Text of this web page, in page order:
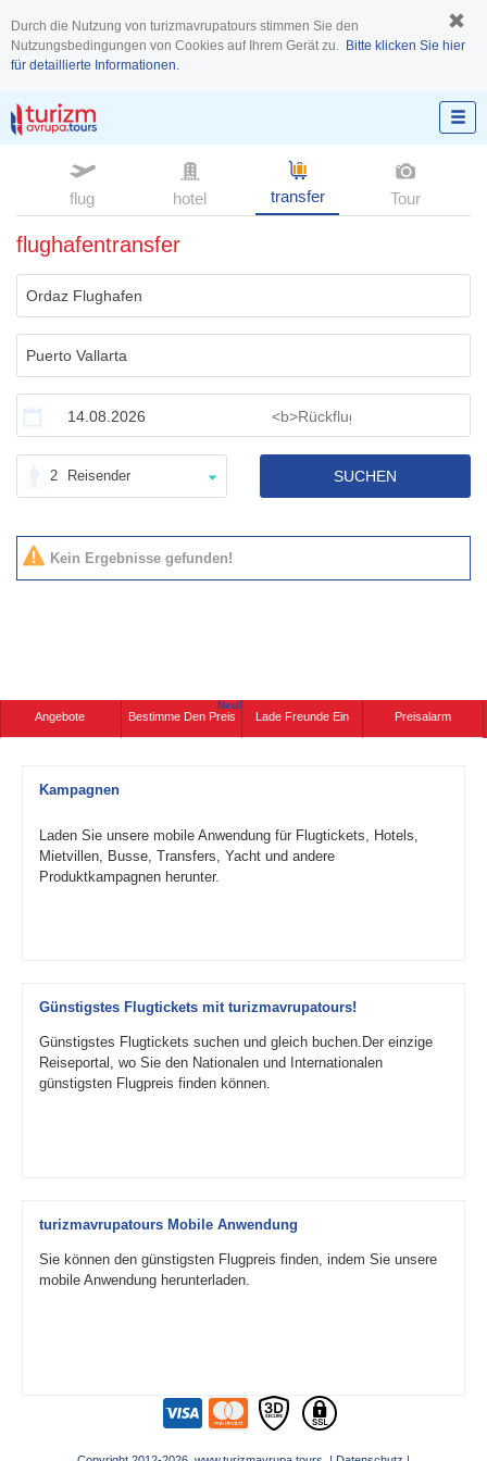
Durch die Nutzung von turizmavrupatours stimmen Sie den
Nutzungsbedingungen von Cookies auf Ihrem Gerät zu. Bitte klicken Sie hier
für detaillierte Informationen.
flug hotel transfer Tour
flughafentransfer
2 Reisender SUCHEN
Kein Ergebnisse gefunden!
Angebote Bestimme Den Preis
Neu!
Lade Freunde Ein Preisalarm
Kampagnen
Laden Sie unsere mobile Anwendung für Flugtickets, Hotels,
Mietvillen, Busse, Transfers, Yacht und andere
Produktkampagnen herunter.
Günstigstes Flugtickets mit turizmavrupatours!
Günstigstes Flugtickets suchen und gleich buchen.Der einzige
Reiseportal, wo Sie den Nationalen und Internationalen
günstigsten Flugpreis finden können.
turizmavrupatours Mobile Anwendung
Sie können den günstigsten Flugpreis finden, indem Sie unsere
mobile Anwendung herunterladen.